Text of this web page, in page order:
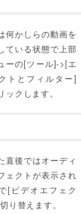
何かしらの動画を
ている状態で上部
ーの[ツール]->[エ
トとフィルター]
ックします。
直後ではオーディ
ェクトが表示され
[ビデオエフェク
り替えます。